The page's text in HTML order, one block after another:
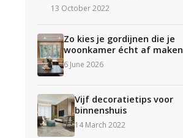
13 October 2022
Zo kies je gordijnen die je
woonkamer écht af maken
6 June 2026
Vijf decoratietips voor
binnenshuis
14 March 2022